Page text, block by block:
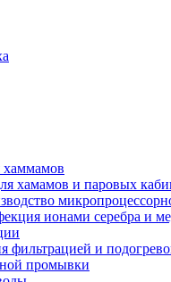
хаммамов
хамамов и паровых
ионами серебра и
фильтрацией и
промывки